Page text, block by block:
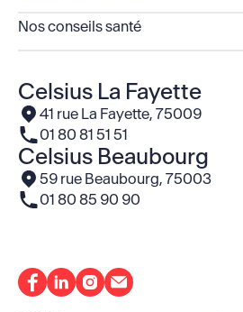
Celsius La Fayette
41 rue La Fayette, 75009
Voir l'adresse
01 80 81 51 51
Le numéro de téléphone
Celsius Beaubourg
59 rue Beaubourg, 75003
Voir l'adresse
01 80 85 90 90
Le numéro de téléphone
Nos conseils santé